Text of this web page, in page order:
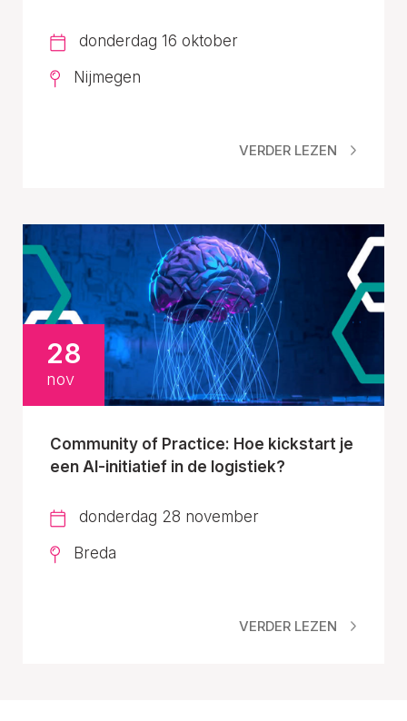
donderdag 16 oktober
Nijmegen
VERDER LEZEN
28
nov
Community of Practice: Hoe kickstart je
een AI-initiatief in de logistiek?
donderdag 28 november
Breda
VERDER LEZEN